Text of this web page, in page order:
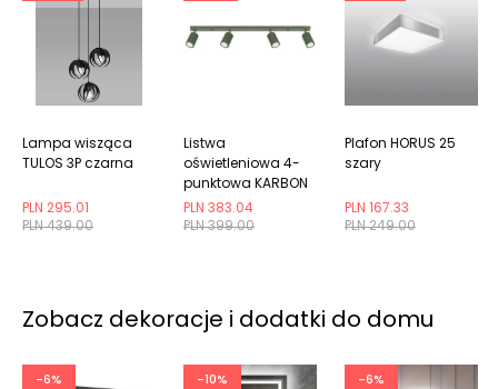
PLN 439.00
PLN 295.01
Lampa wisząca
TULOS 3P czarna
PLN 399.00
PLN 383.04
Listwa
oświetleniowa 4-
punktowa KARBON
4L zielona oliwkowa
ryflowana
PLN 249.00
PLN 167.33
Plafon HORUS 25
szary
Zobacz dekoracje i dodatki do domu
-6% -10% -6%